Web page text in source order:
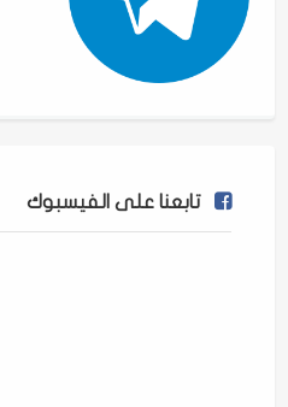
تابعنا على الفيسبوك